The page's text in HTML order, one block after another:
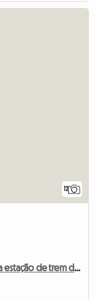
12
Quarto para alugar, tranquilo, a 2 minutos da estação de trem de Biel.